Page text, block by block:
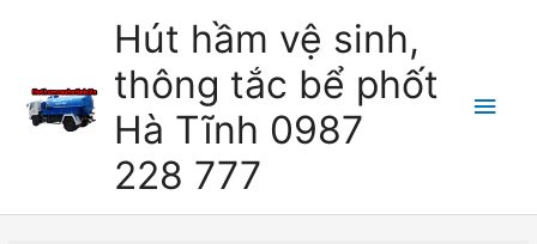
Hút hầm vệ sinh,
thông tắc bể phốt
Hà Tĩnh 0987
228 777
Main